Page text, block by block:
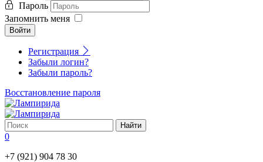
Пароль
Запомнить меня
Войти
Регистрация
Забыли логин?
Забыли пароль?
Восстановление пароля
0
+7 (921) 904 78 30